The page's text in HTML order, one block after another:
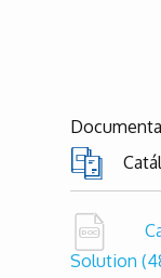
Solution